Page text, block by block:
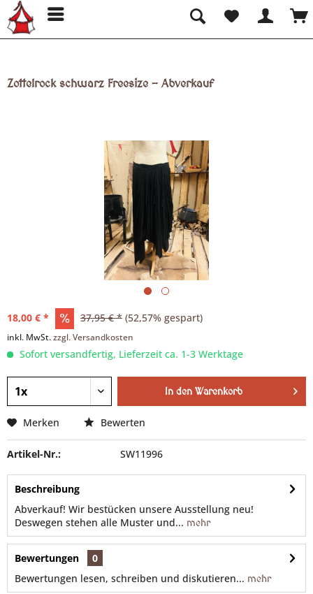
Zottelrock schwarz Freesize - Abverkauf
18,00 € * 37,95 € * (52,57% gespart)
inkl. MwSt.zzgl. Versandkosten
Sofort versandfertig, Lieferzeit ca. 1-3 Werktage
In den Warenkorb
Merken Bewerten
Artikel-Nr.: SW11996
Beschreibung
Abverkauf! Wir bestücken unsere Ausstellung neu!
Deswegen stehen alle Muster und... mehr
Bewertungen
0
Bewertungen lesen, schreiben und diskutieren... mehr